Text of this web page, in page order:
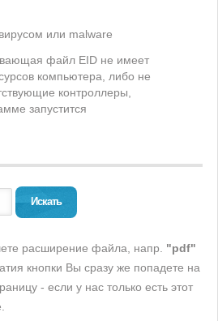
или malware
файл EID не имеет
компьютера, либо не
контроллеры,
запустится
Искать
расширение файла, напр. "pdf"
кнопки Вы сразу же попадете на
- если у нас только есть этот